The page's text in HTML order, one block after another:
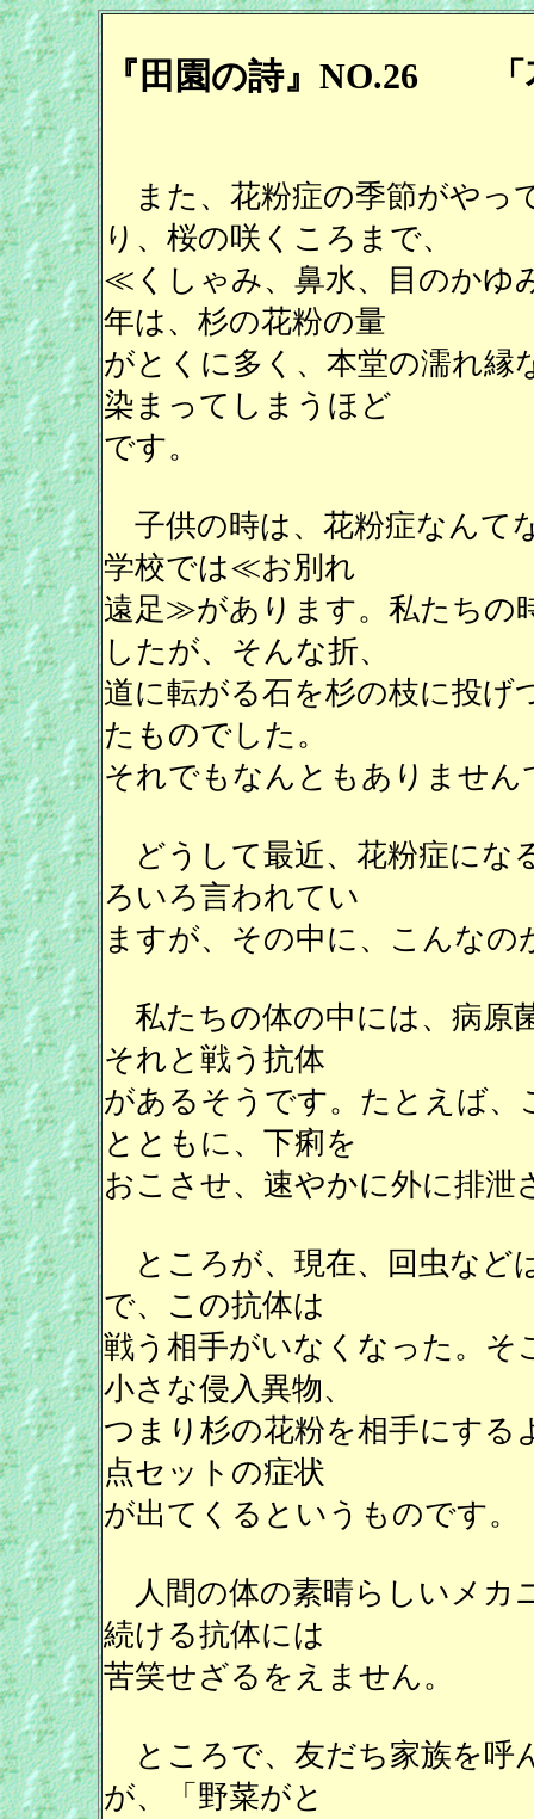
『田園の詩』NO.26 「
また、花粉症の季節がやっ
り、桜の咲くころまで、
≪くしゃみ、鼻水、目のかゆ
年は、杉の花粉の量
がとくに多く、本堂の濡れ縁
染まってしまうほど
です。
子供の時は、花粉症なんて
学校では≪お別れ
遠足≫があります。私たちの
したが、そんな折、
道に転がる石を杉の枝に投げ
たものでした。
それでもなんともありません
どうして最近、花粉症にな
ろいろ言われてい
ますが、その中に、こんなの
私たちの体の中には、病原
それと戦う抗体
があるそうです。たとえば
とともに、下痢を
おこさせ、速やかに外に排泄
ところが、現在、回虫など
で、この抗体は
戦う相手がいなくなった。
小さな侵入異物、
つまり杉の花粉を相手にする
点セットの症状
が出てくるというものです。
人間の体の素晴らしいメカ
続ける抗体には
苦笑せざるをえません。
ところで、友だち家族を呼
が、「野菜がと